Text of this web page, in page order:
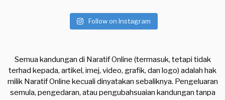
Follow on Instagram
Semua kandungan di Naratif Online (termasuk, tetapi tidak
terhad kepada, artikel, imej, video, grafik, dan logo) adalah hak
milik Naratif Online kecuali dinyatakan sebaliknya. Pengeluaran
semula, pengedaran, atau pengubahsuaian kandungan tanpa